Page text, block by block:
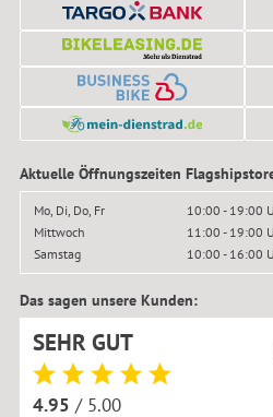
Aktuelle Öffnungszeiten
Mo, Di, Do, Fr
10:00 - 19:00
Mittwoch
11:00 - 19:00
Samstag
10:00 - 16:00
Das sagen unsere Kunden:
SEHR GUT
4.95 / 5.00